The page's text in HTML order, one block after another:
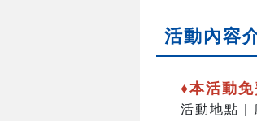
活動內容
♦本活動
活動地點 |